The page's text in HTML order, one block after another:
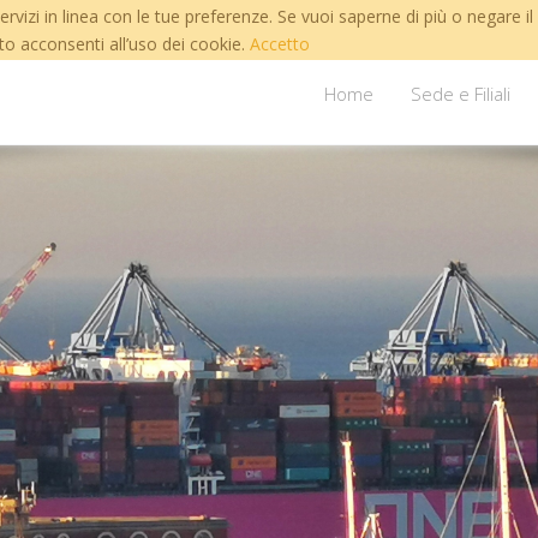
in linea con le tue preferenze. Se vuoi saperne di più o negare
acconsenti all’uso dei cookie. Accetto
Home Sede e Filiali